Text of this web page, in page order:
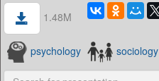
1.48M
psychology sociology